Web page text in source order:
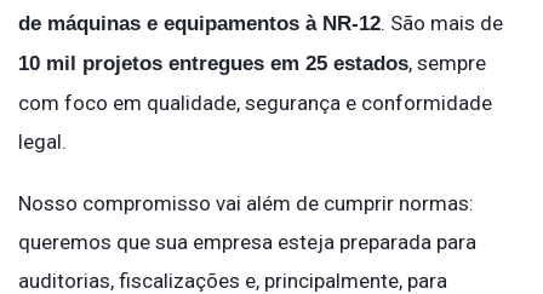
de máquinas e equipamentos à NR-12. São mais de
10 mil projetos entregues em 25 estados, sempre
com foco em qualidade, segurança e conformidade
legal.
Nosso compromisso vai além de cumprir normas:
queremos que sua empresa esteja preparada para
auditorias, fiscalizações e, principalmente, para